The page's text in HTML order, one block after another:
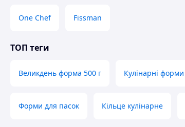
One Chef Fissman
ТОП теги
Великдень форма 500 г Кулінарні форми
Форми для пасок Кільце кулінарне